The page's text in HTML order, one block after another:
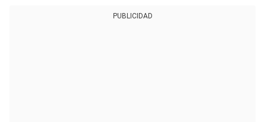
PUBLICIDAD